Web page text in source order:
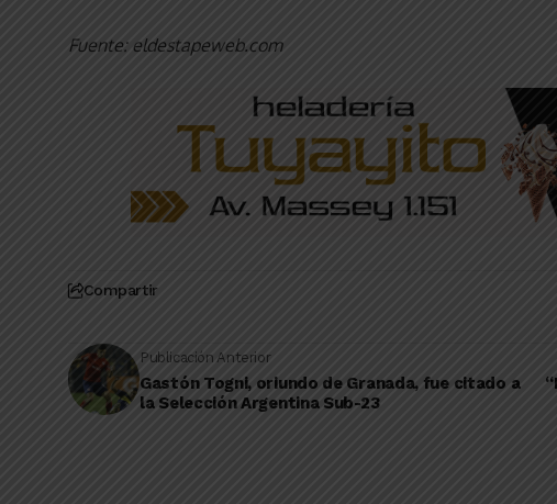
Fuente: eldestapeweb.com
Compartir
Publicación Anterior
Gastón Togni, oriundo de Granada, fue citado a
la Selección Argentina Sub-23